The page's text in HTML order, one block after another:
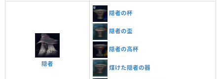
隠者
隠者の杯
隠者の盃
隠者の高杯
煤けた隠者の器